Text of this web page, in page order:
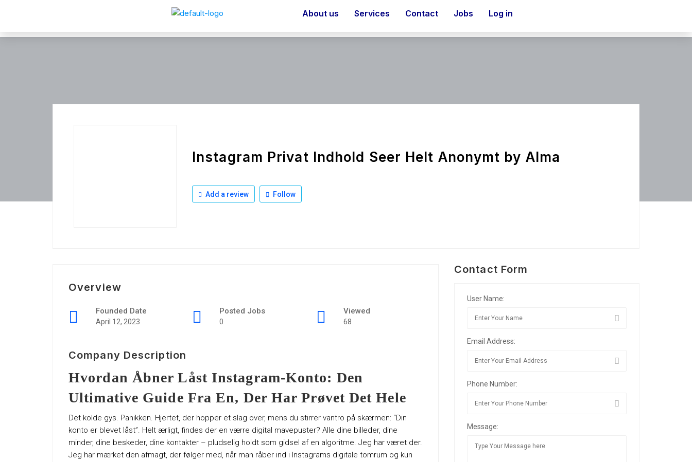
About us Services Contact Jobs Log in
Instagram Privat Indhold Seer Helt Anonymt by Alma
Add a review Follow
Overview
Founded Date
April 12, 2023
Posted Jobs
0
Viewed
68
Company Description
Hvordan Åbner Låst Instagram-Konto: Den
Ultimative Guide Fra En, Der Har Prøvet Det Hele
Det kolde gys. Panikken. Hjertet, der hopper et slag over, mens du stirrer vantro på skærmen: “Din
konto er blevet låst”. Helt ærligt, findes der en værre digital mavepuster? Alle dine billeder, dine
minder, dine beskeder, dine kontakter – pludselig holdt som gidsel af en algoritme. Jeg har været der.
Jeg har mærket den afmagt, der følger med, når man råber ind i Instagrams digitale tomrum og kun
Contact Form
User Name:
Email Address:
Phone Number:
Message: